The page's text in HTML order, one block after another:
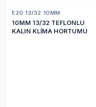
E20 13/32 10MM
10MM 13/32 TEFLONLU
KALIN KLİMA HORTUMU